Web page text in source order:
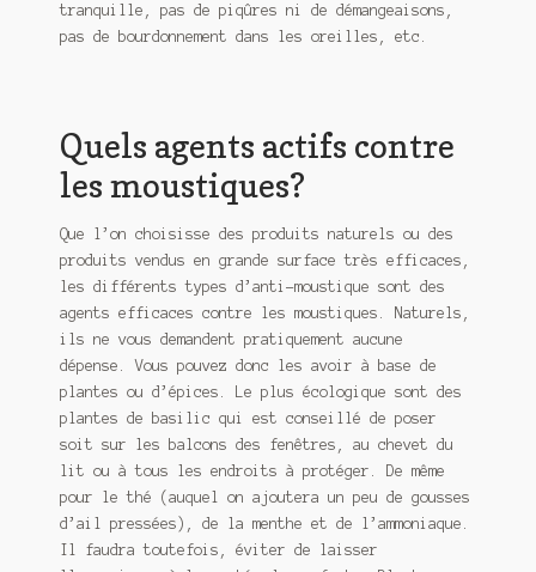
tranquille, pas de piqûres ni de démangeaisons,
pas de bourdonnement dans les oreilles, etc.
Quels agents actifs contre
les moustiques?
Que l’on choisisse des produits naturels ou des
produits vendus en grande surface très efficaces,
les différents types d’anti-moustique sont des
agents efficaces contre les moustiques. Naturels,
ils ne vous demandent pratiquement aucune
dépense. Vous pouvez donc les avoir à base de
plantes ou d’épices. Le plus écologique sont des
plantes de basilic qui est conseillé de poser
soit sur les balcons des fenêtres, au chevet du
lit ou à tous les endroits à protéger. De même
pour le thé (auquel on ajoutera un peu de gousses
d’ail pressées), de la menthe et de l’ammoniaque.
Il faudra toutefois, éviter de laisser